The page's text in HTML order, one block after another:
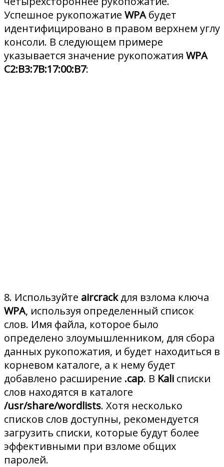
Успешное рукопожатие WPAбудет
идентифицировано в правом верхнем углу
консоли. В следующем примере
указывается значение рукопожатия WPA
C2:B3:7B:17:00:B7:
8. Используйте aircrackдля взлома ключа
WPA, используя определенный список
слов. Имя файла, которое было
определено злоумышленником, для сбора
данных рукопожатия, и будет находиться в
корневом каталоге, а к нему будет
добавлено расширение .cap. В Kali списки
слов находятся в каталоге
/usr/share/wordlists. Хотя несколько
списков слов доступны, рекомендуется
загрузить списки, которые будут более
эффективными при взломе общих
паролей.